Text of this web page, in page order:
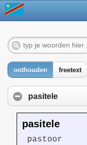
onthouden freetext
pasitele
pasitele
pastoor